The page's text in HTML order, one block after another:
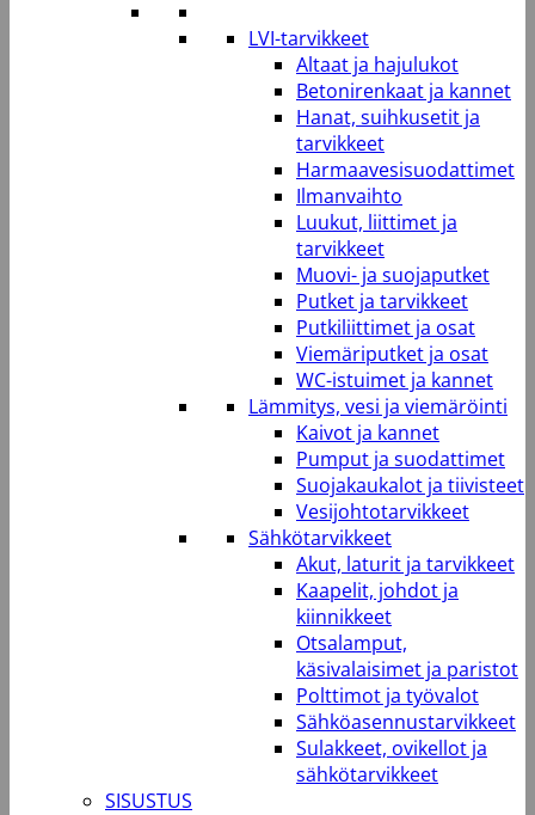
LVI-tarvikkeet
Altaat ja hajulukot
Betonirenkaat ja kannet
Hanat, suihkusetit ja
tarvikkeet
Harmaavesisuodattimet
Ilmanvaihto
Luukut, liittimet ja
tarvikkeet
Muovi- ja suojaputket
Putket ja tarvikkeet
Putkiliittimet ja osat
Viemäriputket ja osat
WC-istuimet ja kannet
Lämmitys, vesi ja viemäröinti
Kaivot ja kannet
Pumput ja suodattimet
Suojakaukalot ja tiivisteet
Vesijohtotarvikkeet
Sähkötarvikkeet
Akut, laturit ja tarvikkeet
Kaapelit, johdot ja
kiinnikkeet
Otsalamput,
käsivalaisimet ja paristot
Polttimot ja työvalot
Sähköasennustarvikkeet
Sulakkeet, ovikellot ja
sähkötarvikkeet
SISUSTUS